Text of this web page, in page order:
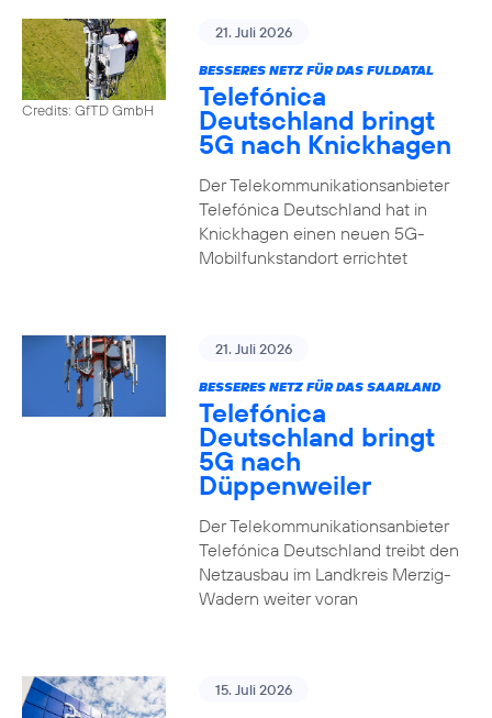
Credits: GfTD GmbH
21. Juli 2026
BESSERES NETZ FÜR DAS FULDATAL
Telefónica
Deutschland bringt
5G nach Knickhagen
Der Telekommunikationsanbieter
Telefónica Deutschland hat in
Knickhagen einen neuen 5G-
Mobilfunkstandort errichtet
21. Juli 2026
BESSERES NETZ FÜR DAS SAARLAND
Telefónica
Deutschland bringt
5G nach
Düppenweiler
Der Telekommunikationsanbieter
Telefónica Deutschland treibt den
Netzausbau im Landkreis Merzig-
Wadern weiter voran
15. Juli 2026